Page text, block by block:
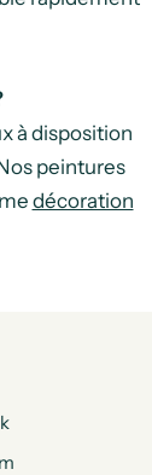
à disposition
peintures
décoration